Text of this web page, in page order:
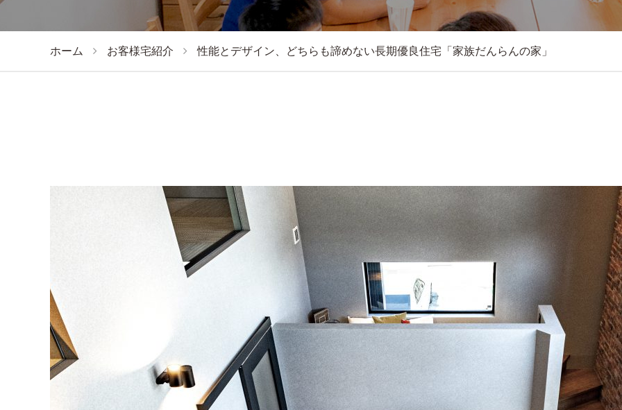
ホーム お客様宅紹介 性能とデザイン、どちらも諦めない長期優良住宅「家族だんらんの家」